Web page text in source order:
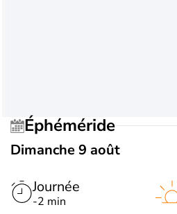
Éphéméride
Dimanche 9 août
Journée
-2 min